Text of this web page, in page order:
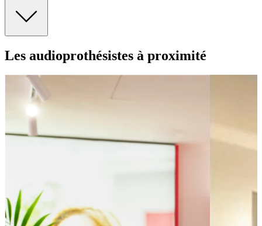
Moyens de transport
Bus - SNCF Vincenot
Bus - Avenue du Lac
Tram - Jaurès - Divia
−
Leaflet |©OpenStreetMap contributors
Les audioprothésistes à proximité